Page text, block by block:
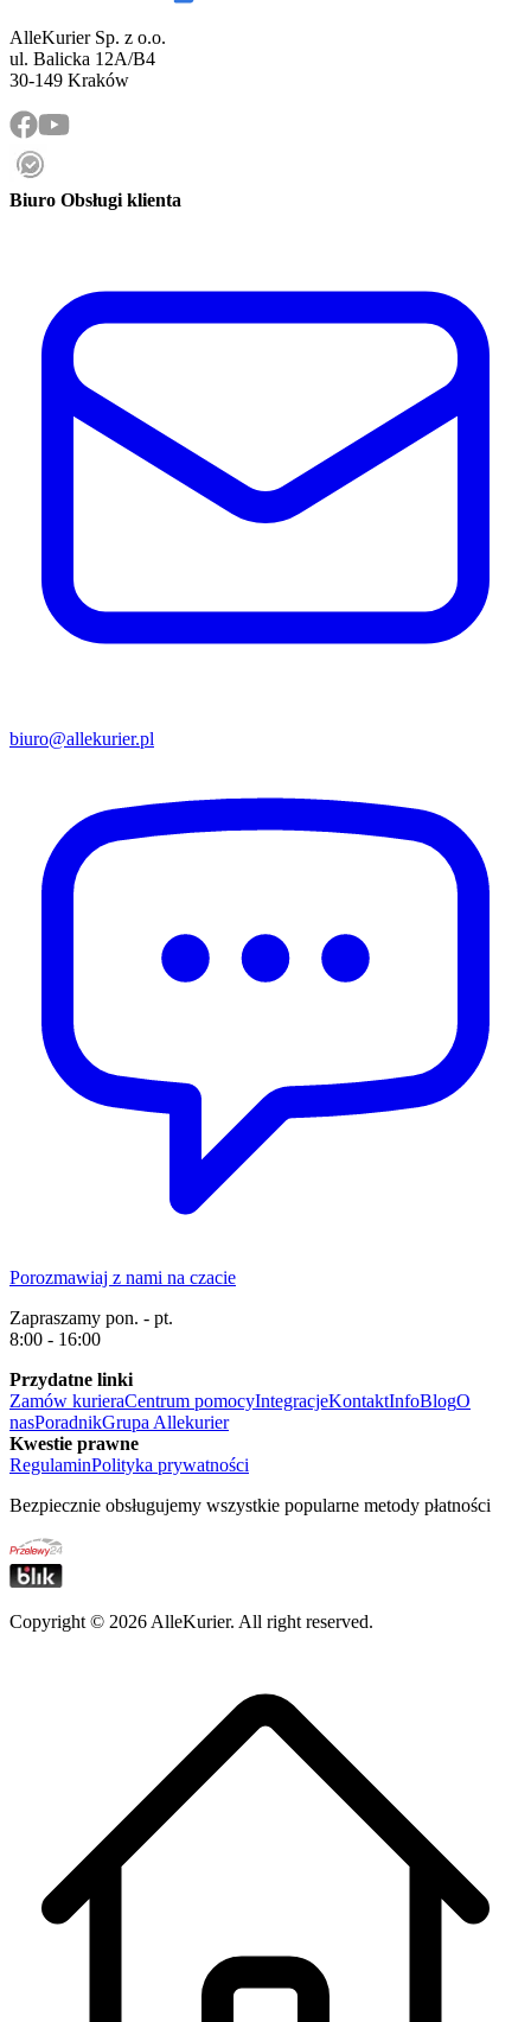
AlleKurier Sp. z o.o.
ul. Balicka 12A/B4
30-149 Kraków
Biuro Obsługi klienta
biuro@allekurier.pl
Porozmawiaj z nami na czacie
Zapraszamy pon. - pt.
8:00 - 16:00
Przydatne linki
Zamów kurieraCentrum pomocyIntegracjeKontaktInfoBlogO
nasPoradnikGrupa Allekurier
Kwestie prawne
RegulaminPolityka prywatności
Bezpiecznie obsługujemy wszystkie popularne metody płatności
Copyright © 2026 AlleKurier. All right reserved.